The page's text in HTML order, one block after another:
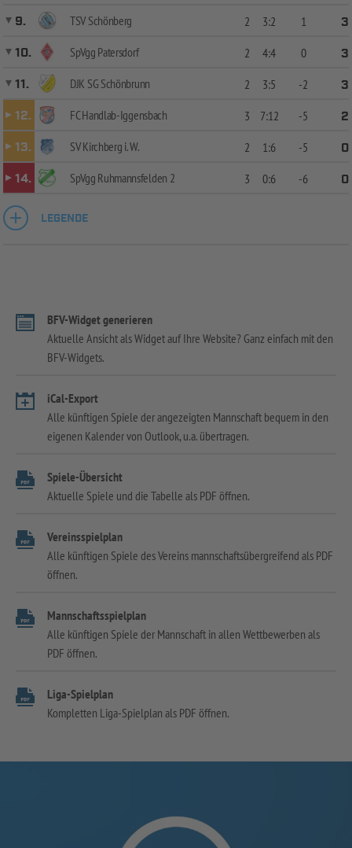
9.
TSV Schönberg 2 3:2 1
3
10.
SpVgg Patersdorf 2 4:4 0
3
11.
DJK SG Schönbrunn 2 3:5 -2
3
12.
FC Handlab-Iggensbach 3 7:12 -5
2
13.
SV Kirchberg i. W. 2 1:6 -5
0
14.
SpVgg Ruhmannsfelden 2 3 0:6 -6 0
LEGENDE
BFV-Widget generieren
Aktuelle Ansicht als Widget auf Ihre Website? Ganz einfach mit den
BFV-Widgets.
iCal-Export
Alle künftigen Spiele der angezeigten Mannschaft bequem in den
eigenen Kalender von Outlook, u.a. übertragen.
Spiele-Übersicht
Aktuelle Spiele und die Tabelle als PDF öffnen.
Vereinsspielplan
Alle künftigen Spiele des Vereins mannschaftsübergreifend als PDF
öffnen.
Mannschaftsspielplan
Alle künftigen Spiele der Mannschaft in allen Wettbewerben als
PDF öffnen.
Liga-Spielplan
Kompletten Liga-Spielplan als PDF öffnen.